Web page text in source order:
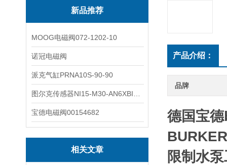
新品推荐
MOOG电磁阀072-1202-10
诺冠电磁阀
派克气缸PRNA10S-90-90
宝德电磁阀00154682
相关文章
产品介绍：
品牌
德国宝
限制水